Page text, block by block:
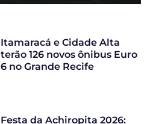
Itamaracá e Cidade Alta
terão 126 novos ônibus Euro
6 no Grande Recife
Festa da Achiropita 2026: